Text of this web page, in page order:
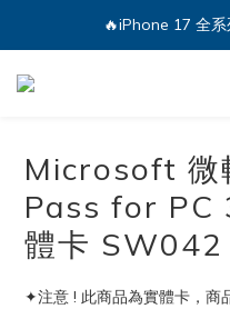
🔥iPhone 17 全
🔥iPhone 17 全
💕加入Q哥
Microsoft 微
Pass for PC
體卡 SW042
✦注意 ! 此商品為實體卡，商